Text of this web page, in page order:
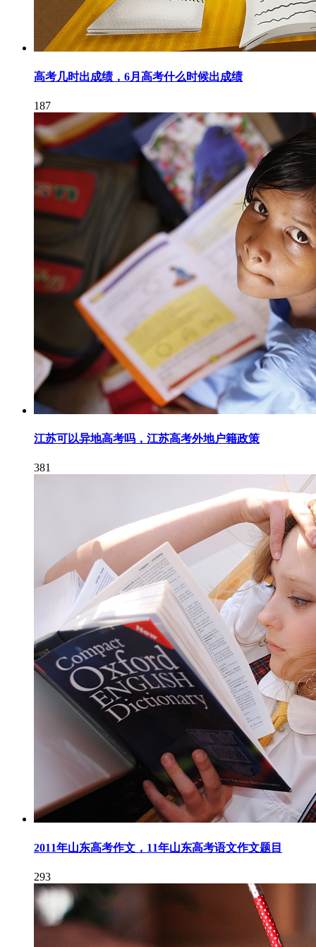
高考几时出成绩，6月高考什么时候出成绩
187
江苏可以异地高考吗，江苏高考外地户籍政策
381
2011年山东高考作文，11年山东高考语文作文题目
293